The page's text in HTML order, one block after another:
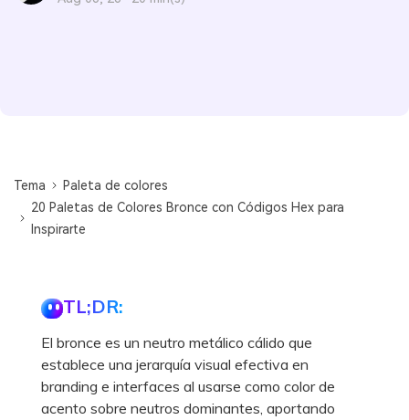
Tema
Paleta de colores
20 Paletas de Colores Bronce con Códigos Hex para
Inspirarte
TL;DR:
El bronce es un neutro metálico cálido que
establece una jerarquía visual efectiva en
branding e interfaces al usarse como color de
acento sobre neutros dominantes, aportando